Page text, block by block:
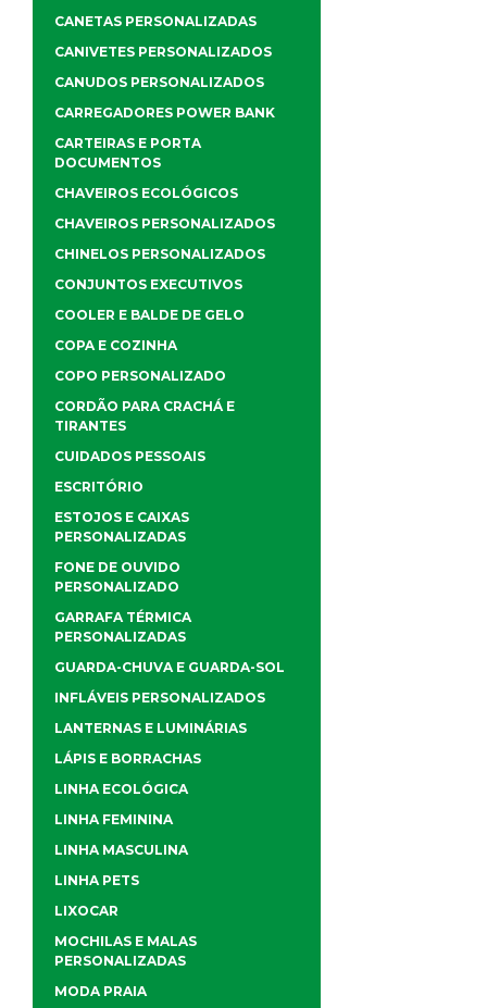
CANETAS PERSONALIZADAS
CANIVETES PERSONALIZADOS
CANUDOS PERSONALIZADOS
CARREGADORES POWER BANK
CARTEIRAS E PORTA
DOCUMENTOS
CHAVEIROS ECOLÓGICOS
CHAVEIROS PERSONALIZADOS
CHINELOS PERSONALIZADOS
CONJUNTOS EXECUTIVOS
COOLER E BALDE DE GELO
COPA E COZINHA
COPO PERSONALIZADO
CORDÃO PARA CRACHÁ E
TIRANTES
CUIDADOS PESSOAIS
ESCRITÓRIO
ESTOJOS E CAIXAS
PERSONALIZADAS
FONE DE OUVIDO
PERSONALIZADO
GARRAFA TÉRMICA
PERSONALIZADAS
GUARDA-CHUVA E GUARDA-SOL
INFLÁVEIS PERSONALIZADOS
LANTERNAS E LUMINÁRIAS
LÁPIS E BORRACHAS
LINHA ECOLÓGICA
LINHA FEMININA
LINHA MASCULINA
LINHA PETS
LIXOCAR
MOCHILAS E MALAS
PERSONALIZADAS
MODA PRAIA